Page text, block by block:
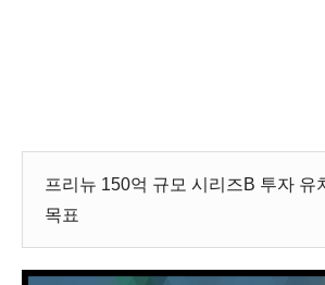
프리뉴 150억 규모 시리즈B 투자 유
목표